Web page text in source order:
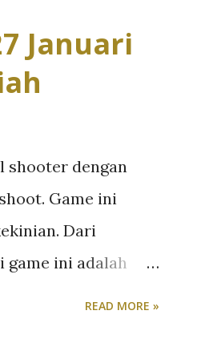
hingga
juga cukup
juta reviewer.
Dari berbagai
beberapa
pemain yang
mematikan di
andalan PU...
Januari
shooter dengan
Game ini
Dari
game ini adalah
READ MORE »